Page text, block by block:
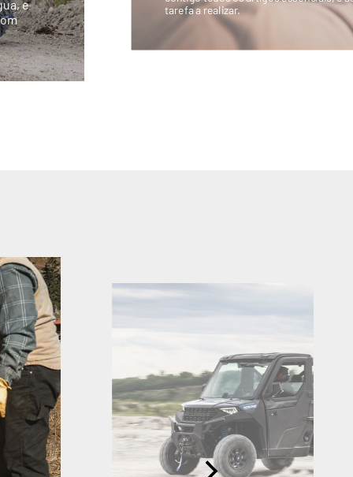
e
tarefa a realizar.